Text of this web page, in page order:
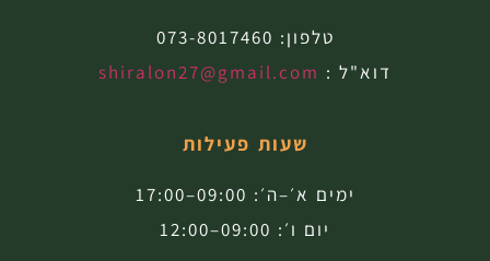
טלפון: 073-8017460
דוא"ל : shiralon27@gmail.com
שעות פעילות
ימים א׳–ה׳: 09:00–17:00
יום ו׳: 09:00–12:00